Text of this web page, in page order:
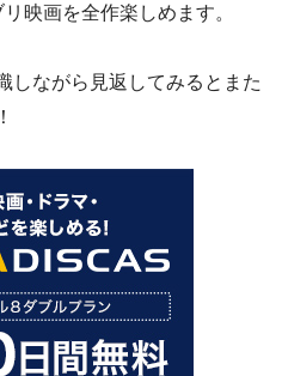
映画を全作楽しめます。
しながら見返してみるとまた